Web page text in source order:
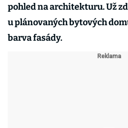
pohled na architekturu. Už
u plánovaných bytových
barva fasády.